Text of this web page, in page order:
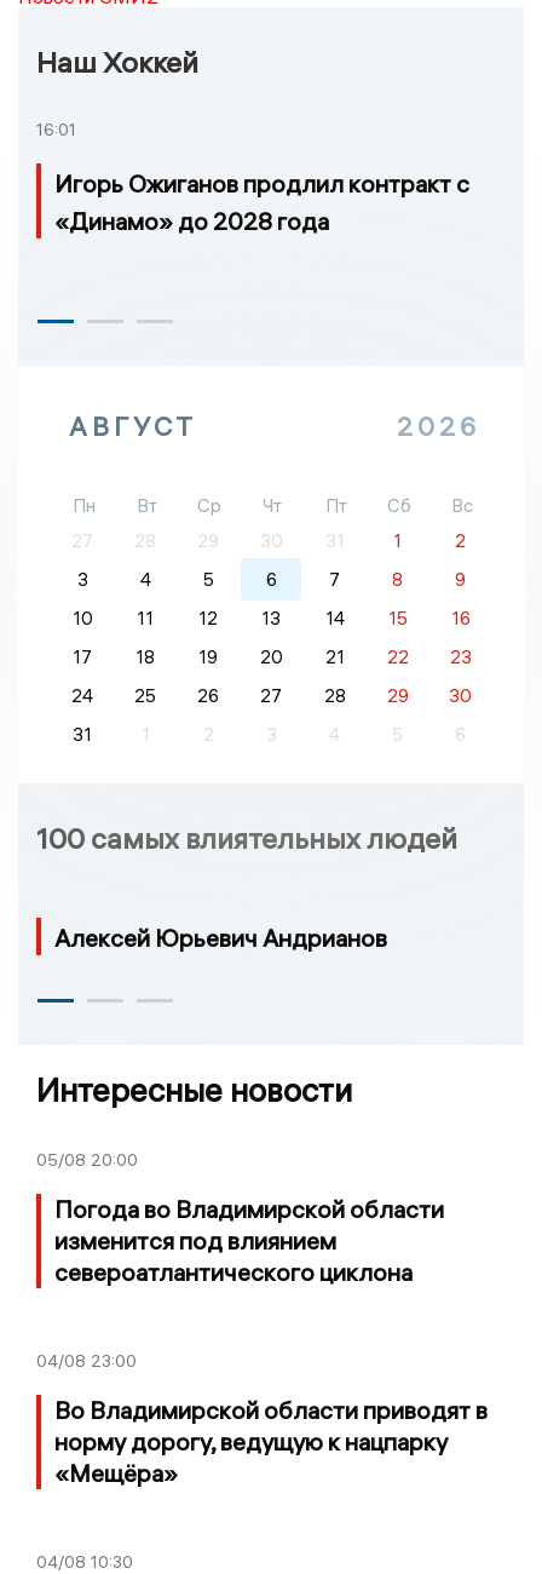
Наш Хоккей
16:01
Игорь Ожиганов продлил контракт с
«Динамо» до 2028 года
АВГУСТ 2026
Пн Вт Ср Чт Пт Сб
Вс
27
28 29 30 31 1
2
3
4 5 6 7 8
9
10
11 12 13 14 15
16
17
18 19 20 21 22
23
24
25 26 27 28 29
30
31
1 2 3 4 5 6
100 самых влиятельных людей
Алексей Юрьевич Андрианов
Интересные новости
05/08 20:00
Погода во Владимирской области
изменится под влиянием
североатлантического циклона
04/08 23:00
Во Владимирской области приводят в
норму дорогу, ведущую к нацпарку
«Мещёра»
04/08 10:30